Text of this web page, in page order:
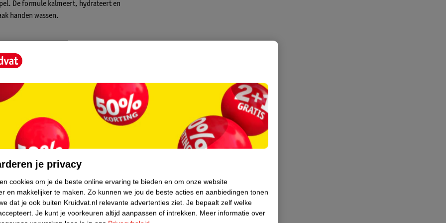
De formule kalmeert, hydrateert en
handen wassen.
voor dagelijks gebruik, vooral
Met watermeloen sorbet-essentie en
te kalmeren, voeden en weer soepel te
handen waar je ook bent.
je privacy
cookies om je de beste online ervaring te bieden en om onze website
en makkelijker te maken. Zo kunnen we jou de beste acties en aanbiedingen tonen
dat je ook buiten Kruidvat.nl relevante advertenties ziet. Je bepaalt zelf welke
Je kunt je voorkeuren altijd aanpassen of intrekken. Meer informatie over